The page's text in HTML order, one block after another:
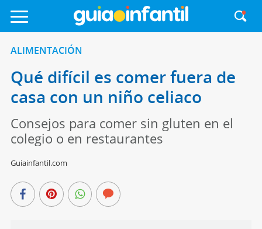
ALIMENTACIÓN
Qué difícil es comer fuera de
casa con un niño celiaco
Consejos para comer sin gluten en el
colegio o en restaurantes
Guiainfantil.com